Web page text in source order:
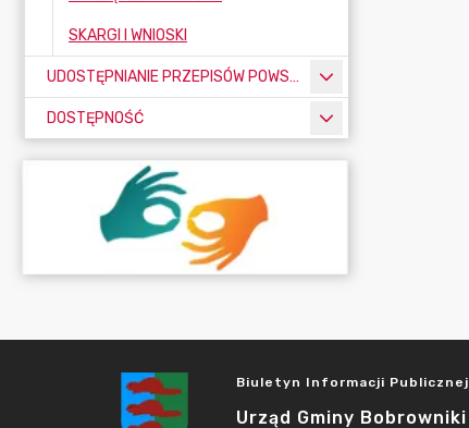
SKARGI I WNIOSKI
UDOSTĘPNIANIE PRZEPISÓW POWSZECHNIE OBOWIĄZUJĄCYCH
DOSTĘPNOŚĆ
Biuletyn Informacji Publicznej
Urząd Gminy Bobrowniki